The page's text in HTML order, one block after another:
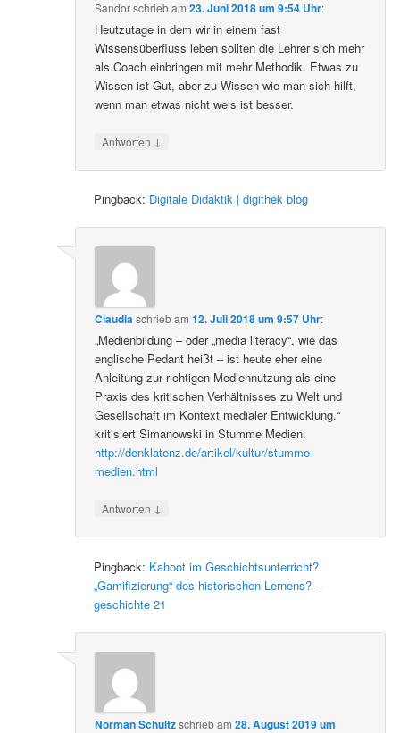
Sandorschriebam23. Juni 2018 um 9:54 Uhr:
Heutzutage in dem wir in einem fast
Wissensüberfluss leben sollten die Lehrer sich mehr
als Coach einbringen mit mehr Methodik. Etwas zu
Wissen ist Gut, aber zu Wissen wie man sich hilft,
wenn man etwas nicht weis ist besser.
Antworten ↓
Pingback: Digitale Didaktik | digithek blog
Claudiaschriebam12. Juli 2018 um 9:57 Uhr:
„Medienbildung – oder „media literacy“, wie das
englische Pedant heißt – ist heute eher eine
Anleitung zur richtigen Mediennutzung als eine
Praxis des kritischen Verhältnisses zu Welt und
Gesellschaft im Kontext medialer Entwicklung.“
kritisiert Simanowski in Stumme Medien.
http://denklatenz.de/artikel/kultur/stumme-
medien.html
Antworten ↓
Pingback: Kahoot im Geschichtsunterricht?
„Gamifizierung“ des historischen Lernens? –
geschichte 21
Norman Schultzschriebam28. August 2019 um